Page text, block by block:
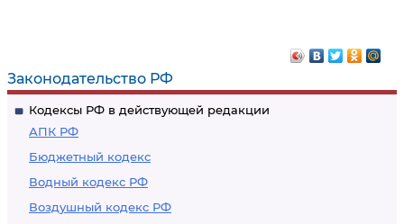
Законодательство РФ
Кодексы РФ в действующей редакции
АПК РФ
Бюджетный кодекс
Водный кодекс РФ
Воздушный кодекс РФ